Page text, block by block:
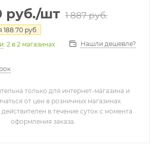
руб./шт 1 887руб.
188.70 руб.
: 2 в 2 магазинах Нашли дешевле?
только для интернет-магазина и
от цен в розничных магазинах.
в течение суток с момента
оформления заказа.